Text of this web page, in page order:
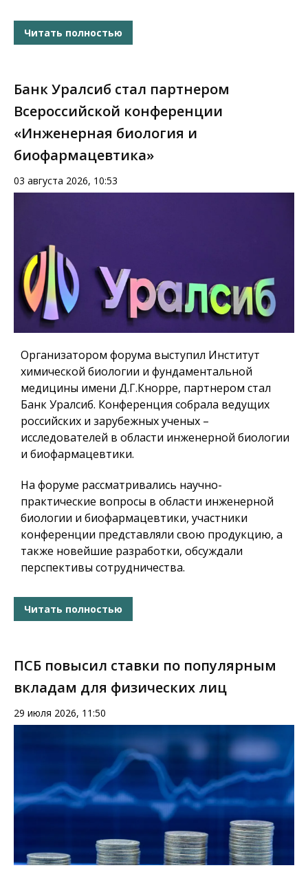
Читать полностью
Банк Уралсиб стал партнером
Всероссийской конференции
«Инженерная биология и
биофармацевтика»
03 августа 2026, 10:53
Организатором форума выступил Институт
химической биологии и фундаментальной
медицины имени Д.Г.Кнорре, партнером стал
Банк Уралсиб. Конференция собрала ведущих
российских и зарубежных ученых –
исследователей в области инженерной биологии
и биофармацевтики.
На форуме рассматривались научно-
практические вопросы в области инженерной
биологии и биофармацевтики, участники
конференции представляли свою продукцию, а
также новейшие разработки, обсуждали
перспективы сотрудничества.
Читать полностью
ПСБ повысил ставки по популярным
вкладам для физических лиц
29 июля 2026, 11:50